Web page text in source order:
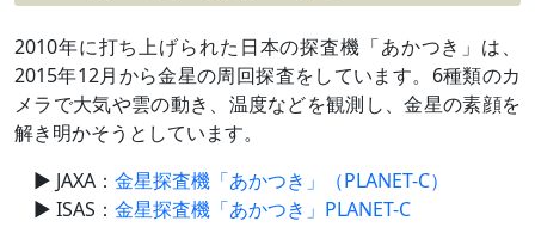
2010年に打ち上げられた日本の探査機「あかつき」は、
2015年12月から金星の周回探査をしています。6種類のカ
メラで大気や雲の動き、温度などを観測し、金星の素顔を
解き明かそうとしています。
JAXA： 金星探査機「あかつき」（PLANET-C）
ISAS： 金星探査機「あかつき」PLANET-C